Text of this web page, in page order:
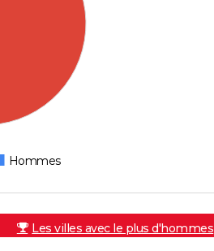
Hommes
Les villes avec le plus d'hommes